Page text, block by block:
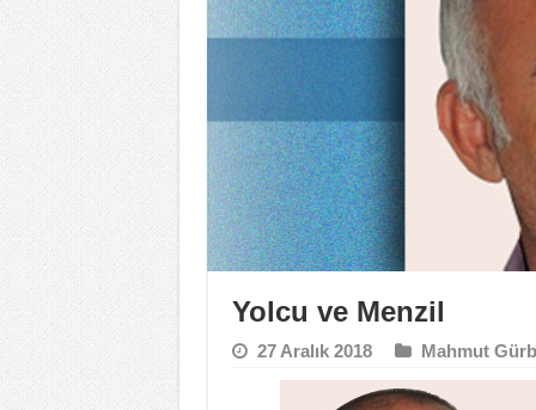
Yolcu ve Menzil
27 Aralık 2018 Mahmut